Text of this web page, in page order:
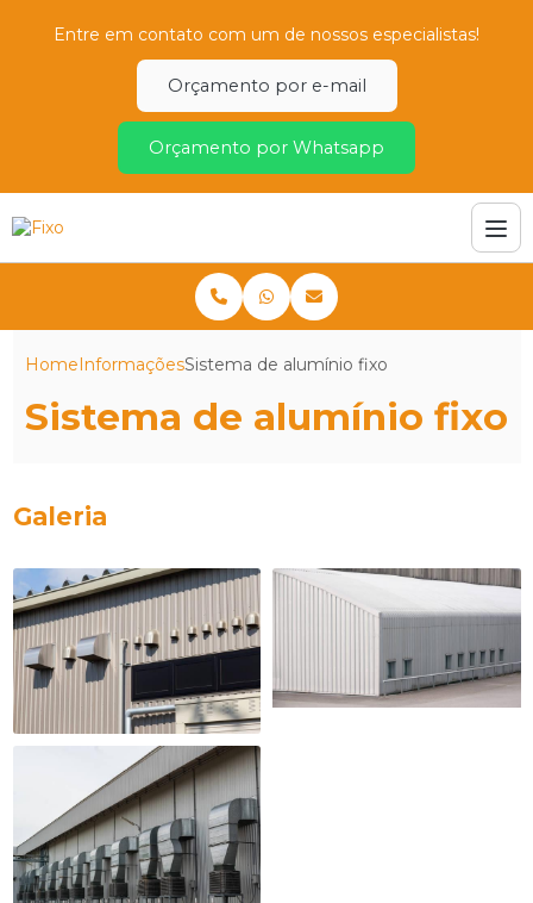
Entre em contato com um de nossos especialistas!
Orçamento por e-mail
Orçamento por Whatsapp
HomeInformaçõesSistema de alumínio fixo
Sistema de alumínio fixo
Galeria